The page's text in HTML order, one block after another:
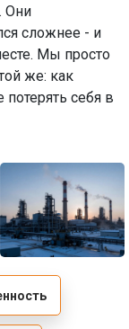
Они
сложнее - и
Мы просто
же: как
себя в